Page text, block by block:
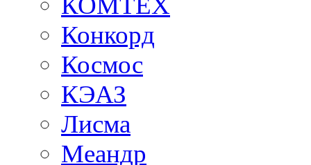
Конкорд
Космос
КЭАЗ
Лисма
Меандр